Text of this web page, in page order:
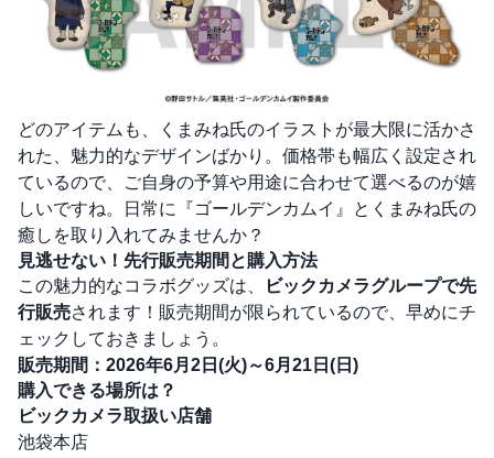
どのアイテムも、くまみね氏のイラストが最大限に活かさ
れた、魅力的なデザインばかり。価格帯も幅広く設定され
ているので、ご自身の予算や用途に合わせて選べるのが嬉
しいですね。日常に『ゴールデンカムイ』とくまみね氏の
癒しを取り入れてみませんか？
見逃せない！先行販売期間と購入方法
この魅力的なコラボグッズは、
ビックカメラグループで先
行販売されます！販売期間が限られているので、早めにチ
ェックしておきましょう。
販売期間：2026年6月2日(火)～6月21日(日)
購入できる場所は？
ビックカメラ取扱い店舗
池袋本店